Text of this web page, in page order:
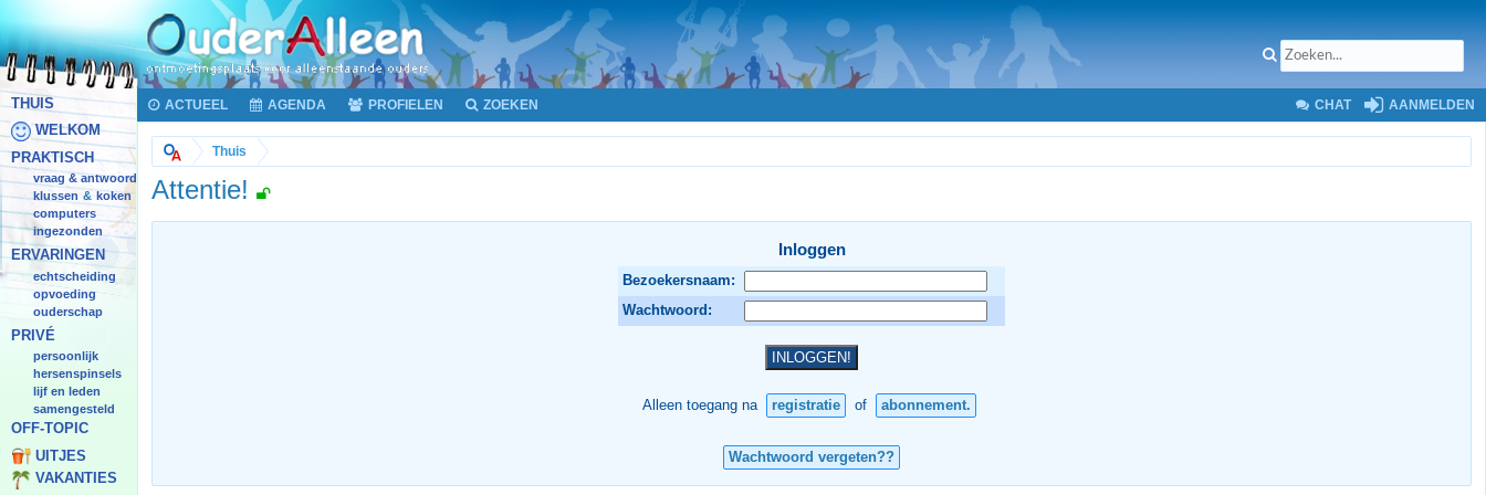
THUIS
WELKOM
PRAKTISCH
vraag & antwoord
klussen & koken
computers
ingezonden
ERVARINGEN
echtscheiding
opvoeding
ouderschap
PRIVÉ
persoonlijk
hersenspinsels
lijf en leden
samengesteld
OFF-TOPIC
UITJES
VAKANTIES
ACTUEEL AGENDA PROFIELEN ZOEKEN CHAT AANMELDEN
Thuis
Attentie!
Inloggen
Bezoekersnaam:
Wachtwoord:
Alleen toegang na registratie of abonnement.
Wachtwoord vergeten??